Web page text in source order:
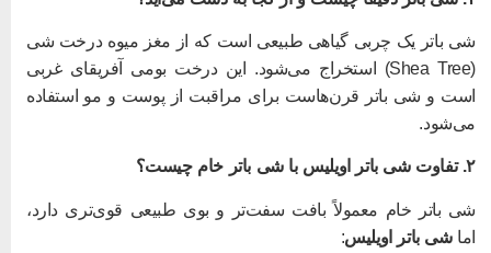
باتر یک چربی گیاهی طبیعی است که از مغز میوه درخت شی
(Shea Tree) استخراج می‌شود. این درخت بومی آفریقای غربی
و شی باتر قرن‌هاست برای مراقبت از پوست و مو استفاده
باتر خام معمولاً بافت سفت‌تر و بوی طبیعی قوی‌تری دارد،
شی باتر اویلیس: